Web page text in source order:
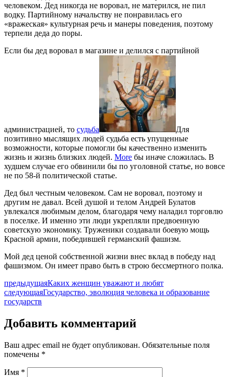
человеком. Дед никогда не воровал, не матерился, не пил
водку. Партийному начальству не понравилась его
«вражеская» культурная речь и манеры поведения, поэтому
терпели деда до поры.
Если бы дед воровал в магазине и делился с партийной
администрацией, то судьба
Для
позитивно мыслящих людей судьба есть упущенные
возможности, которые помогли бы качественно изменить
жизнь и жизнь близких людей. More бы иначе сложилась. В
худшем случае его обвинили бы по уголовной статье, но вовсе
не по 58-й политической статье.
Дед был честным человеком. Сам не воровал, поэтому и
другим не давал. Всей душой и телом Андрей Булатов
увлекался любимым делом, благодаря чему наладил торговлю
в поселке. И именно эти люди укрепляли предвоенную
советскую экономику. Труженики создавали боевую мощь
Красной армии, победившей германский фашизм.
Мой дед ценой собственной жизни внес вклад в победу над
фашизмом. Он имеет право быть в строю бессмертного полка.
предыдущаяКаких женщин уважают и любят
следующаяГосударство, эволюция человека и образование
государств
Добавить комментарий
Ваш адрес email не будет опубликован. Обязательные поля
помечены *
Имя *